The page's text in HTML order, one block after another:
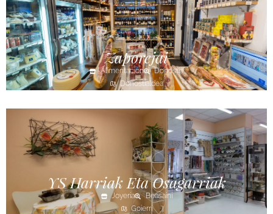
Zaporejai
Alimentación
Donostia
Donostialdea
YS Harriak Eta Osagarriak
Joyería
Beasaini
Goierri